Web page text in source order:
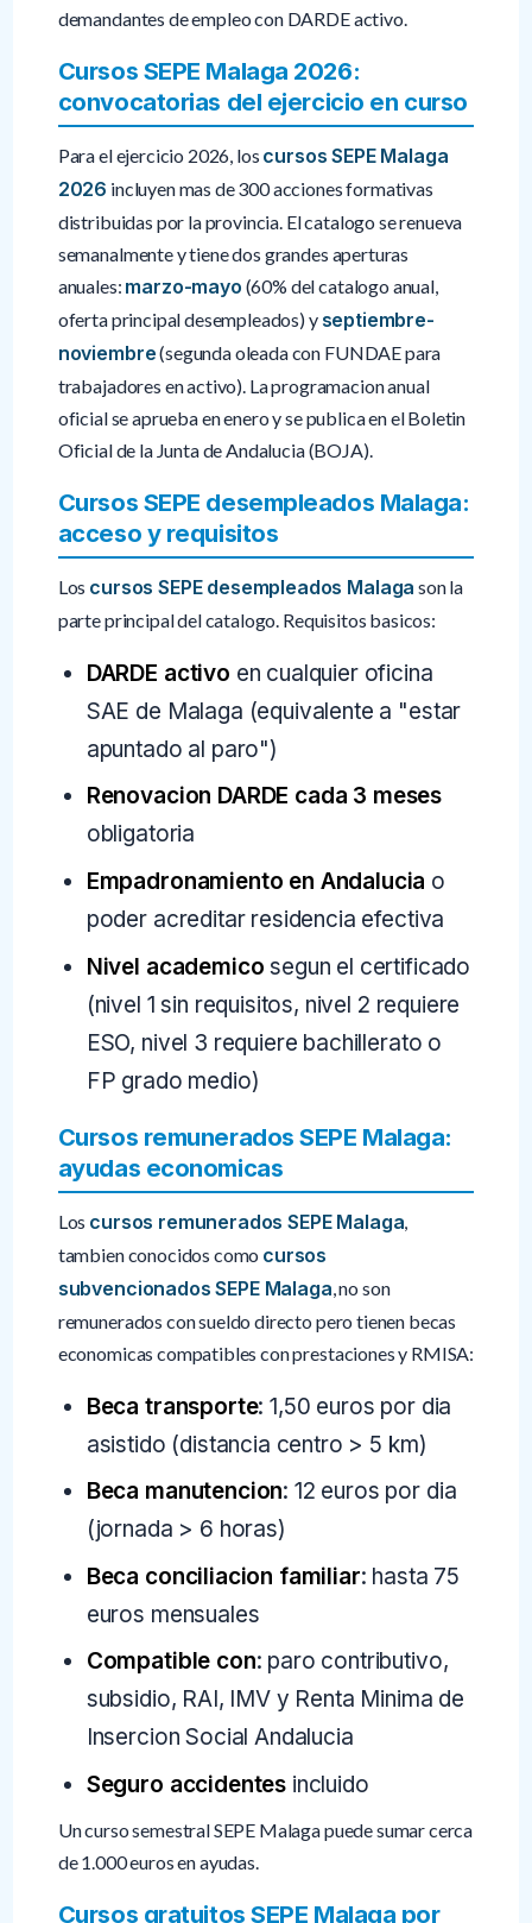
demandantes de empleo con DARDE activo.
Cursos SEPE Malaga 2026:
convocatorias del ejercicio en curso
Para el ejercicio 2026, los cursos SEPE Malaga
2026 incluyen mas de 300 acciones formativas
distribuidas por la provincia. El catalogo se renueva
semanalmente y tiene dos grandes aperturas
anuales: marzo-mayo (60% del catalogo anual,
oferta principal desempleados) y septiembre-
noviembre(segunda oleada con FUNDAE para
trabajadores en activo). La programacion anual
oficial se aprueba en enero y se publica en el Boletin
Oficial de la Junta de Andalucia (BOJA).
Cursos SEPE desempleados Malaga:
acceso y requisitos
Los cursos SEPE desempleados Malaga son la
parte principal del catalogo. Requisitos basicos:
DARDE activo en cualquier oficina
SAE de Malaga (equivalente a "estar
apuntado al paro")
Renovacion DARDE cada 3 meses
obligatoria
Empadronamiento en Andalucia o
poder acreditar residencia efectiva
Nivel academico segun el certificado
(nivel 1 sin requisitos, nivel 2 requiere
ESO, nivel 3 requiere bachillerato o
FP grado medio)
Cursos remunerados SEPE Malaga:
ayudas economicas
Los cursos remunerados SEPE Malaga
tambien conocidos como cursos
subvencionados SEPE Malaga , no son
remunerados con sueldo directo pero tienen becas
economicas compatibles con prestaciones y RMISA:
Beca transporte: 1,50 euros por dia
asistido (distancia centro > 5 km)
Beca manutencion: 12 euros por dia
(jornada > 6 horas)
Beca conciliacion familiar: hasta 75
euros mensuales
Compatible con: paro contributivo,
subsidio, RAI, IMV y Renta Minima de
Insercion Social Andalucia
Seguro accidentes incluido
Un curso semestral SEPE Malaga puede sumar cerca
de 1.000 euros en ayudas.
Cursos gratuitos SEPE Malaga por